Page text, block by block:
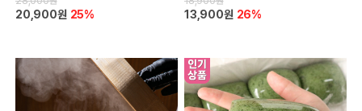
20,900원 25% 13,900원 26%